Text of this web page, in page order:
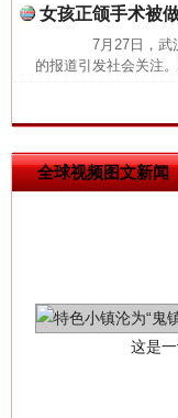
女孩正颌手术被
7月27日，武
的报道引发社会关注
全球视频图文新闻